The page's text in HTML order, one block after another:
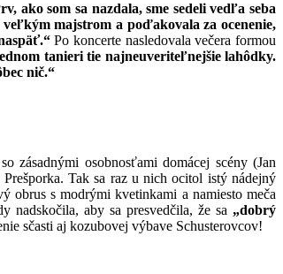
ako som sa nazdala, sme sedeli vedľa seba
majstrom a poďakovala za ocenenie,
Po koncerte nasledovala večera formou
tanieri tie najneuveriteľnejšie lahôdky.
nič.“
zásadnými osobnosťami domácej scény (Jan
Tak sa raz u nich ocitol istý nádejný
obrus s modrými kvetinkami a namiesto meča
aby sa presvedčila, že sa „dobrý
sčasti aj kozubovej výbave Schusterovcov!